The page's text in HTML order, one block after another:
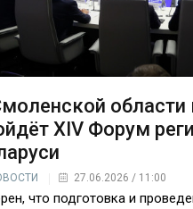
области
XIV Форум
27.06.2026 / 11:00
что подготовка и